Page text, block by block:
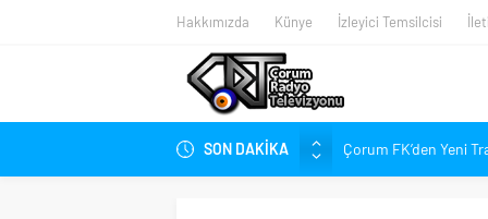
Hakkımızda Künye İzleyici Temsilcisi
SON DAKİKA
Çorum FK’den Yeni
Çorum’da Ailelere